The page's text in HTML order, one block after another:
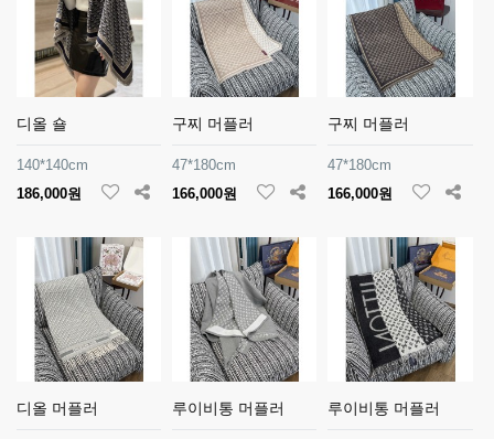
디올 숄
140*140cm
186,000원
구찌 머플러
47*180cm
166,000원
구찌 머플러
47*180cm
166,000원
디올 머플러 루이비통 머플러 루이비통 머플러